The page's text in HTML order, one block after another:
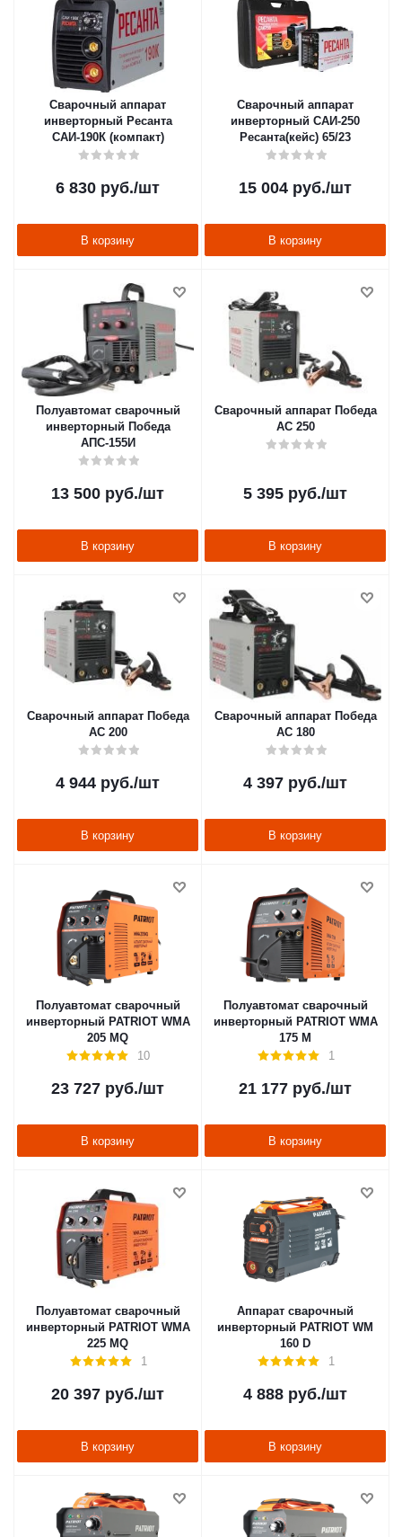
Сварочный аппарат
инверторный Ресанта
САИ-190К (компакт)
6 830 руб./шт
В корзину
Сварочный аппарат
инверторный САИ-250
Ресанта(кейс) 65/23
15 004 руб./шт
В корзину
Полуавтомат сварочный
инверторный Победа
АПС-155И
13 500 руб./шт
В корзину
Сварочный аппарат Победа
АС 250
5 395 руб./шт
В корзину
Сварочный аппарат Победа
АС 200
4 944 руб./шт
В корзину
Сварочный аппарат Победа
АС 180
4 397 руб./шт
В корзину
Полуавтомат сварочный
инверторный PATRIOT WMA
205 MQ
10
23 727 руб./шт
В корзину
Полуавтомат сварочный
инверторный PATRIOT WMA
175 M
1
21 177 руб./шт
В корзину
Полуавтомат сварочный
инверторный PATRIOT WMA
225 MQ
1
20 397 руб./шт
В корзину
Аппарат сварочный
инверторный PATRIOT WM
160 D
1
4 888 руб./шт
В корзину